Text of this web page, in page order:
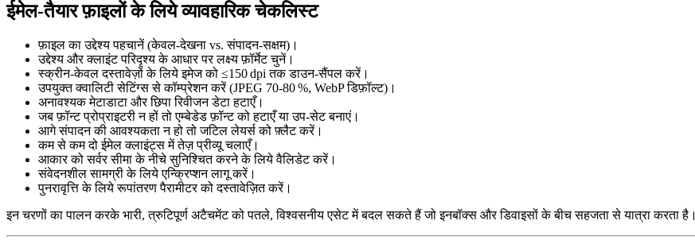
ईमेल‑तैयार फ़ाइलों के लिये व्यावहारिक चेकलिस्ट
फ़ाइल का उद्देश्य पहचानें(केवल‑देखना vs. संपादन‑सक्षम)।
उद्देश्य और क्लाइंट परिदृश्य के आधार पर लक्ष्य फ़ॉर्मेट चुनें।
स्क्रीन‑केवल दस्तावेज़ों के लिये इमेज को ≤150 dpi तक डाउन‑सैंपल करें।
उपयुक्त क्वालिटी सेटिंग्स से कॉम्प्रेशन करें (JPEG 70‑80 %, WebP डिफ़ॉल्ट)।
अनावश्यक मेटाडाटा और छिपा रिवीजन डेटा हटाएँ।
जब फ़ॉन्ट प्रोप्राइटरी न हों तो एम्बेडेड फ़ॉन्ट को हटाएँ या उप‑सेट बनाएं।
आगे संपादन की आवश्यकता न हो तो जटिल लेयर्स को फ़्लैट करें।
कम से कम दो ईमेल क्लाइंट्स में तेज़ प्रीव्यू चलाएँ।
आकार को सर्वर सीमा के नीचे सुनिश्चित करने के लिये वैलिडेट करें।
संवेदनशील सामग्री के लिये एन्क्रिप्शन लागू करें।
पुनरावृत्ति के लिये रूपांतरण पैरामीटर को दस्तावेज़ित करें।
इन चरणों का पालन करके भारी, त्रुटिपूर्ण अटैचमेंट को पतले, विश्वसनीय एसेट में बदल सकते हैं जो इनबॉक्स और डिवाइसों के बीच सहजता से यात्रा करता है।